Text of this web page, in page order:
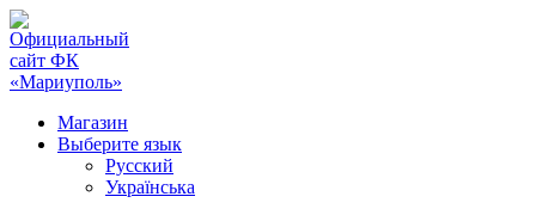
Магазин
Выберите язык
Русский
Українська